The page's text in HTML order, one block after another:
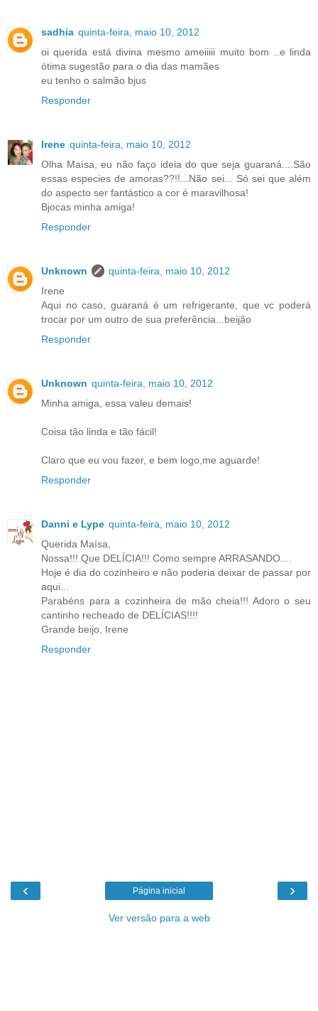
sadhia quinta-feira, maio 10, 2012
oi querida está divina mesmo ameiiiii muito bom ..e linda
ótima sugestão para o dia das mamães
eu tenho o salmão bjus
Responder
Irene quinta-feira, maio 10, 2012
Olha Maísa, eu não faço ideia do que seja guaraná....São
essas especies de amoras??!!...Não sei... Só sei que além
do aspecto ser fantástico a cor é maravilhosa!
Bjocas minha amiga!
Responder
Unknown
quinta-feira, maio 10, 2012
Irene
Aqui no caso, guaraná é um refrigerante, que vc poderá
trocar por um outro de sua preferência...beijão
Responder
Unknown quinta-feira, maio 10, 2012
Minha amiga, essa valeu demais!
Coisa tão linda e tão fácil!
Claro que eu vou fazer, e bem logo,me aguarde!
Responder
Danni e Lype quinta-feira, maio 10, 2012
Querida Maísa,
Nossa!!! Que DELÍCIA!!! Como sempre ARRASANDO....
Hoje é dia do cozinheiro e não poderia deixar de passar por
aqui...
Parabéns para a cozinheira de mão cheia!!! Adoro o seu
cantinho recheado de DELÍCIAS!!!!
Grande beijo, Irene
Responder
‹ ›
Página inicial
Ver versão para a web